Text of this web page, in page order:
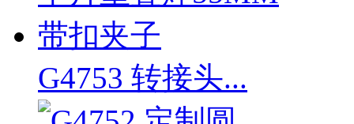
G4753 转接头...